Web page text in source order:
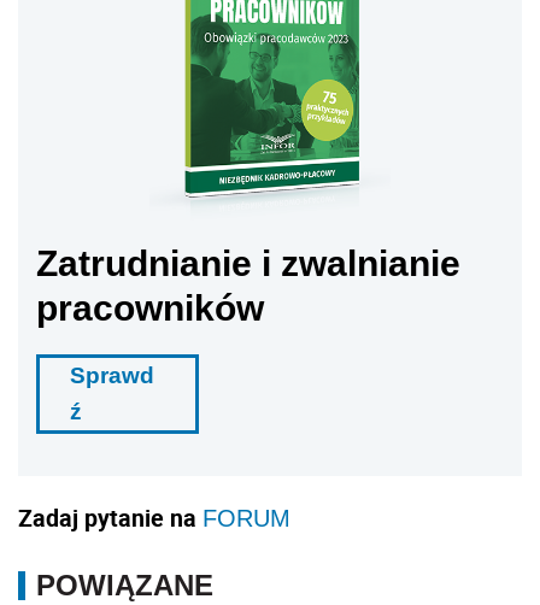
Zatrudnianie i zwalnianie
pracowników
Sprawd
ź
Zadaj pytanie na FORUM
POWIĄZANE